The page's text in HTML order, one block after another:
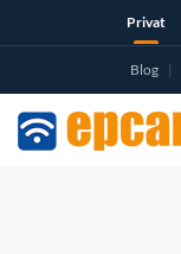
Privat
Blog |